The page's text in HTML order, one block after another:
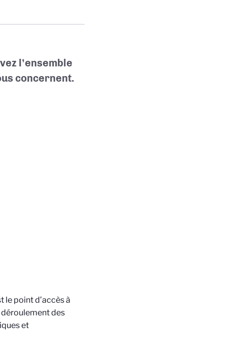
l’ensemble
concernent.
le point d’accès à
des
et